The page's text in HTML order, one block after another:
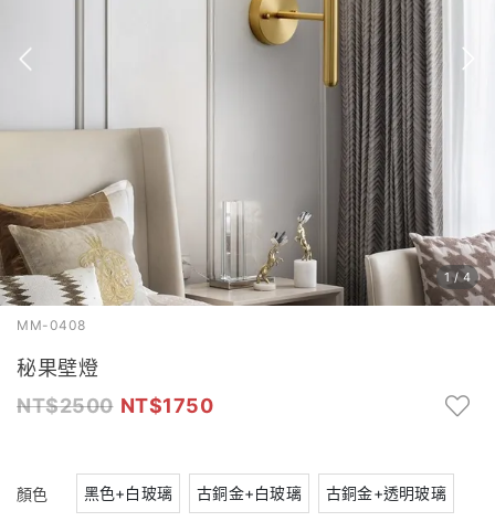
1 /4
MM-0408
秘果壁燈
2500
1750
顏色 黑色+白玻璃 古銅金+白玻璃 古銅金+透明玻璃